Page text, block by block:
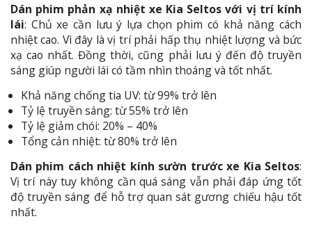
Dán phim phản xạ nhiệt xe Kia Seltos với vị trí kính
lái: Chủ xe cần lưu ý lựa chọn phim có khả năng cách
nhiệt cao. Vì đây là vị trí phải hấp thụ nhiệt lượng và bức
xạ cao nhất. Đồng thời, cũng phải lưu ý đến độ truyền
sáng giúp người lái có tầm nhìn thoáng và tốt nhất.
Khả năng chống tia UV: từ 99% trở lên
Tỷ lệ truyền sáng: từ 55% trở lên
Tỷ lệ giảm chói: 20% – 40%
Tổng cản nhiệt: từ 80% trở lên
Dán phim cách nhiệt kính sườn trước xe Kia Seltos:
Vị trí này tuy không cần quá sáng vẫn phải đáp ứng tốt
độ truyền sáng để hỗ trợ quan sát gương chiếu hậu tốt
nhất.